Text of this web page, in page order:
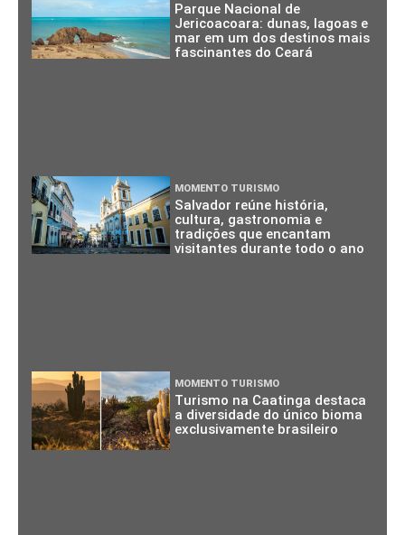
Parque Nacional de
Jericoacoara: dunas, lagoas e
mar em um dos destinos mais
fascinantes do Ceará
MOMENTO TURISMO
Salvador reúne história,
cultura, gastronomia e
tradições que encantam
visitantes durante todo o ano
MOMENTO TURISMO
Turismo na Caatinga destaca
a diversidade do único bioma
exclusivamente brasileiro